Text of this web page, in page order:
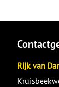
Rijk van